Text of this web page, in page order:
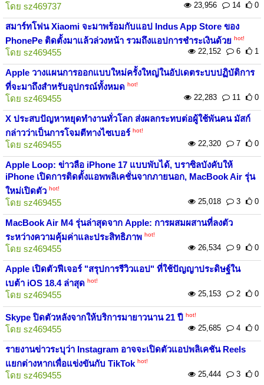
โดย sz469737 23,956 14 0
สมาร์ทโฟน Xiaomi จะมาพร้อมกับแอป Indus App Store ของ
PhonePe ติดตั้งมาแล้วล่วงหน้า รวมถึงแอปการชำระเงินด้วย hot!
โดย sz469455 22,152 6 1
Apple วางแผนการออกแบบใหม่ครั้งใหญ่ในอัปเดตระบบปฏิบัติการ
ที่จะมาถึงสำหรับอุปกรณ์ทั้งหมด hot!
โดย sz469455 22,283 11 0
X ประสบปัญหาหยุดทำงานทั่วโลก ส่งผลกระทบต่อผู้ใช้พันคน มัสก์
กล่าวว่าเป็นการโจมตีทางไซเบอร์ hot!
โดย sz469455 22,320 7 0
Apple Loop: ข่าวลือ iPhone 17 แบบพับได้, บราซิลบังคับให้
iPhone เปิดการติดตั้งแอพพลิเคชั่นจากภายนอก, MacBook Air รุ่น
ใหม่เปิดตัว hot!
โดย sz469455 25,018 3 0
MacBook Air M4 รุ่นล่าสุดจาก Apple: การผสมผสานที่ลงตัว
ระหว่างความคุ้มค่าและประสิทธิภาพ hot!
โดย sz469455 26,534 9 0
Apple เปิดตัวฟีเจอร์ "สรุปการรีวิวแอป" ที่ใช้ปัญญาประดิษฐ์ใน
เบต้า iOS 18.4 ล่าสุด hot!
โดย sz469455 25,153 2 0
Skype ปิดตัวหลังจากให้บริการมายาวนาน 21 ปี hot!
โดย sz469455 25,685 4 0
รายงานข่าวระบุว่า Instagram อาจจะเปิดตัวแอปพลิเคชัน Reels
แยกต่างหากเพื่อแข่งขันกับ TikTok hot!
โดย sz469455 25,444 3 0